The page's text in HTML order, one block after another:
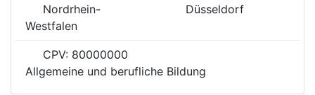
Nordrhein-
Westfalen
Düsseldorf
CPV: 80000000
Allgemeine und berufliche Bildung